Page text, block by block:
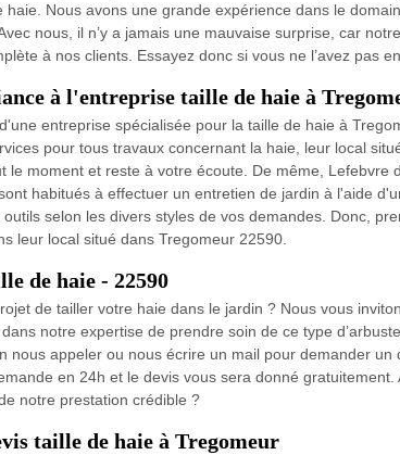
haie. Nous avons une grande expérience dans le
nous, il n’y a jamais une mauvaise surprise, car
à nos clients. Essayez donc si vous ne l’avez pas
à l'entreprise taille de haie à
entreprise spécialisée pour la taille de haie à
pour tous travaux concernant la haie, leur local
le moment et reste à votre écoute. De même, Lefebvre
habitués à effectuer un entretien de jardin à l'aide
selon les divers styles de vos demandes. Donc,
leur local situé dans Tregomeur 22590.
de haie - 22590
de tailler votre haie dans le jardin ? Nous vous
dans notre expertise de prendre soin de ce type
nous appeler ou nous écrire un mail pour demander
en 24h et le devis vous sera donné gratuitement.
notre prestation crédible ?
taille de haie à Tregomeur